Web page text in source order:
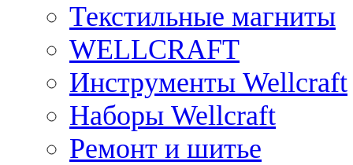
Текстильные магниты
WELLCRAFT
Инструменты Wellcraft
Наборы Wellcraft
Ремонт и шитье